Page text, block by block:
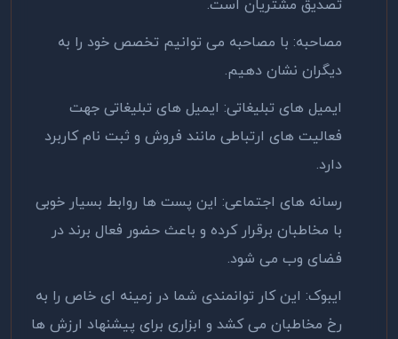
تصدیق مشتریان است.
مصاحبه: با مصاحبه می توانیم تخصص خود را به
دیگران نشان دهیم.
ایمیل های تبلیغاتی: ایمیل های تبلیغاتی جهت
فعالیت های ارتباطی مانند فروش و ثبت نام کاربرد
دارد.
رسانه های اجتماعی: این پست ها روابط بسیار خوبی
با مخاطبان برقرار کرده و باعث حضور فعال برند در
فضای وب می شود.
ایبوک: این کار توانمندی شما در زمینه ای خاص را به
رخ مخاطبان می کشد و ابزاری برای پیشنهاد ارزش ها